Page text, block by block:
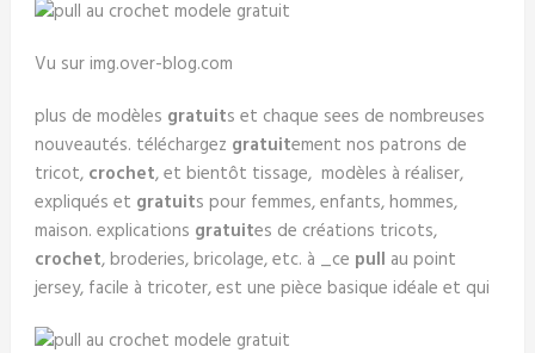
Vu sur img.over-blog.com
plus de modèles gratuits et chaque sees de nombreuses
nouveautés. téléchargez gratuitement nos patrons de
tricot, crochet, et bientôt tissage, modèles à réaliser,
expliqués et gratuits pour femmes, enfants, hommes,
maison. explications gratuites de créations tricots,
crochet, broderies, bricolage, etc. à _ce pull au point
jersey, facile à tricoter, est une pièce basique idéale et qui